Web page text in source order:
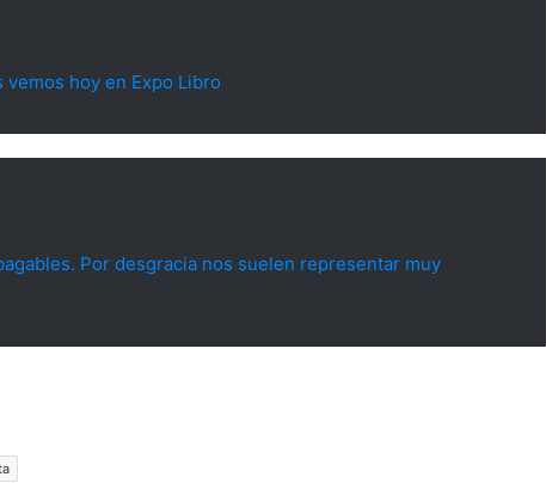
vemos hoy en Expo Libro
Por desgracia nos suelen representar muy